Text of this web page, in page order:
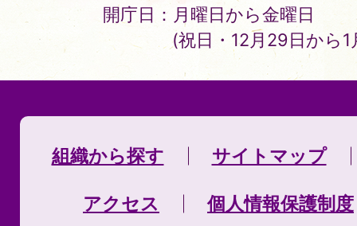
開庁日：月曜日から金曜日
(祝日・12月29日から
組織から探す サイトマップ
アクセス 個人情報保護制度